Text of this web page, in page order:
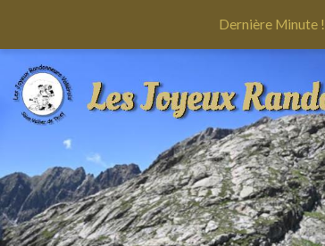
Dernière Minute !